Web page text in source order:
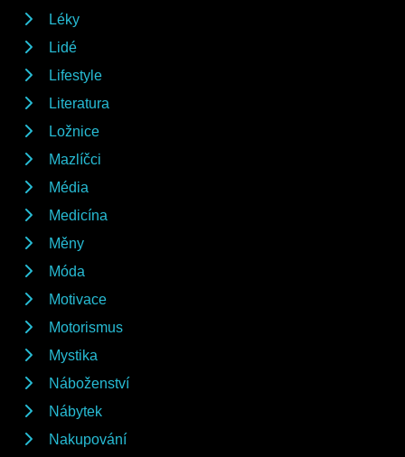
Léky
Lidé
Lifestyle
Literatura
Ložnice
Mazlíčci
Média
Medicína
Měny
Móda
Motivace
Motorismus
Mystika
Náboženství
Nábytek
Nakupování